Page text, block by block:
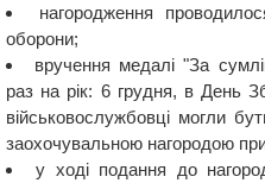
нагородження
оборони;
вручення медалі "За
раз на рік: 6 грудня, в День
військовослужбовці могли
заохочувальною нагородою
у ході подання до